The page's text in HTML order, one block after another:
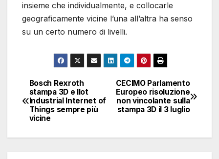
insieme che individualmente, e collocarle
geograficamente vicine l’una all’altra ha senso
su un certo numero di livelli.
Navigazione
articoli
CECIMO Parlamento
Europeo risoluzione
non vincolante sulla
stampa 3D il 3 luglio
Bosch Rexroth
stampa 3D e IIot
Industrial Internet of
Things sempre più
vicine